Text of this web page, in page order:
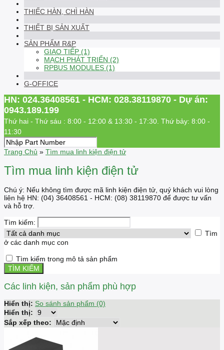
THIẾC HÀN, CHÌ HÀN
THIẾT BỊ SẢN XUẤT
SẢN PHẨM R&P
GIAO TIẾP (1)
MẠCH PHÁT TRIỂN (2)
RPBUS MODULES (1)
G-OFFICE
HN: 024.36408561 - HCM: 028.38119870 - Dự án:
0943.189.199
Thứ hai - Thứ sáu : 8:00 - 12:00 & 13:30 - 17:30. Thứ bảy: 8:00 -
11:30
Trang Chủ » Tìm mua linh kiện điện tử
Tìm mua linh kiện điện tử
Chú ý: Nếu không tìm được mã linh kiện điện tử, quý khách vui lòng
liên hệ HN: (04) 36408561 - HCM: (08) 38119870 để được tư vấn
và hỗ trợ.
Tìm kiếm:
Tìm
ở các danh mục con
Tìm kiếm trong mô tả sản phẩm
Các linh kiện, sản phẩm phù hợp
Hiển thị: So sánh sản phẩm (0)
Hiển thị:
Sắp xếp theo: